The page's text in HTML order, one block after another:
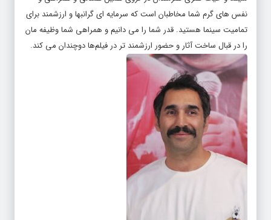
نفس های گرم شما مخاطبان است که سرمایه ای گرانبها و ارزشمند برای
تمامیت سینما هستید. قدر شما را می دانیم و همراهی شما وظیفه مان
را در قبال ساخت آثار و حضور ارزشمند تر در فیلم‌ها دوچندان می کند.